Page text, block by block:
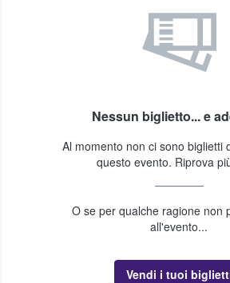
Nessun biglietto... e
Al momento non ci sono biglietti
questo evento. Riprova
O se per qualche ragione non
all'evento...
Vendi i tuoi